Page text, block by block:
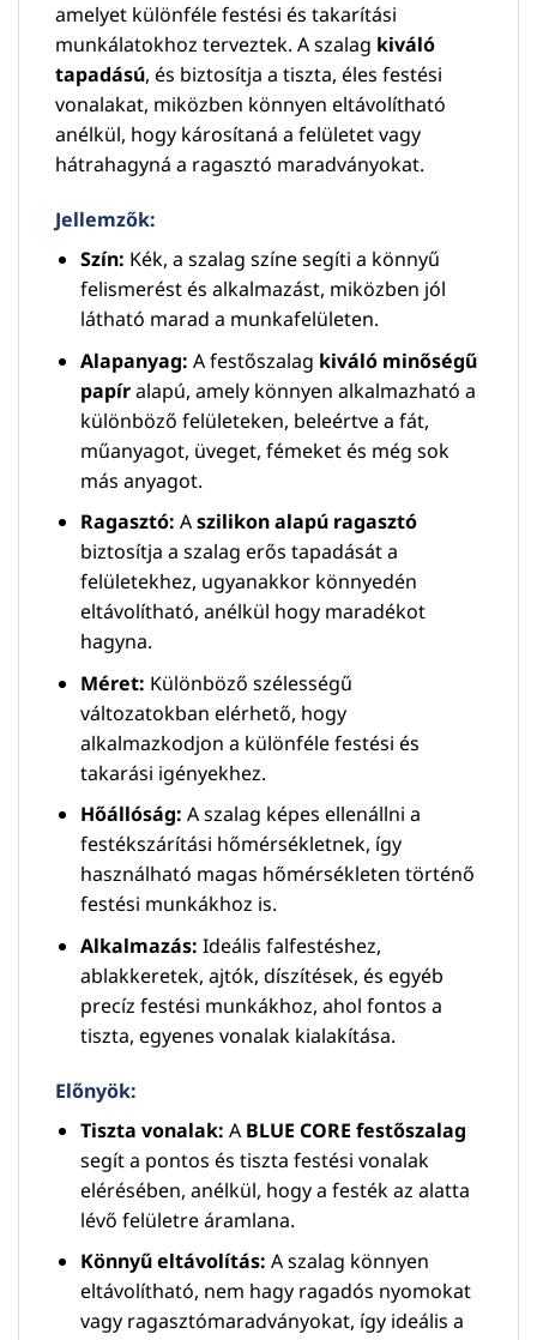
amelyet különféle festési és takarítási
munkálatokhoz terveztek. A szalag kiváló
tapadású, és biztosítja a tiszta, éles festési
vonalakat, miközben könnyen eltávolítható
anélkül, hogy károsítaná a felületet vagy
hátrahagyná a ragasztó maradványokat.
Jellemzők:
Szín: Kék, a szalag színe segíti a könnyű
felismerést és alkalmazást, miközben jól
látható marad a munkafelületen.
Alapanyag: A festőszalag kiváló minőségű
papíralapú, amely könnyen alkalmazható a
különböző felületeken, beleértve a fát,
műanyagot, üveget, fémeket és még sok
más anyagot.
Ragasztó: Aszilikon alapú ragasztó
biztosítja a szalag erős tapadását a
felületekhez, ugyanakkor könnyedén
eltávolítható, anélkül hogy maradékot
hagyna.
Méret: Különböző szélességű
változatokban elérhető, hogy
alkalmazkodjon a különféle festési és
takarási igényekhez.
Hőállóság: A szalag képes ellenállni a
festékszárítási hőmérsékletnek, így
használható magas hőmérsékleten történő
festési munkákhoz is.
Alkalmazás: Ideális falfestéshez,
ablakkeretek, ajtók, díszítések, és egyéb
precíz festési munkákhoz, ahol fontos a
tiszta, egyenes vonalak kialakítása.
Előnyök:
Tiszta vonalak: A BLUE CORE festőszalag
segít a pontos és tiszta festési vonalak
elérésében, anélkül, hogy a festék az alatta
lévő felületre áramlana.
Könnyű eltávolítás: A szalag könnyen
eltávolítható, nem hagy ragadós nyomokat
vagy ragasztómaradványokat, így ideális a